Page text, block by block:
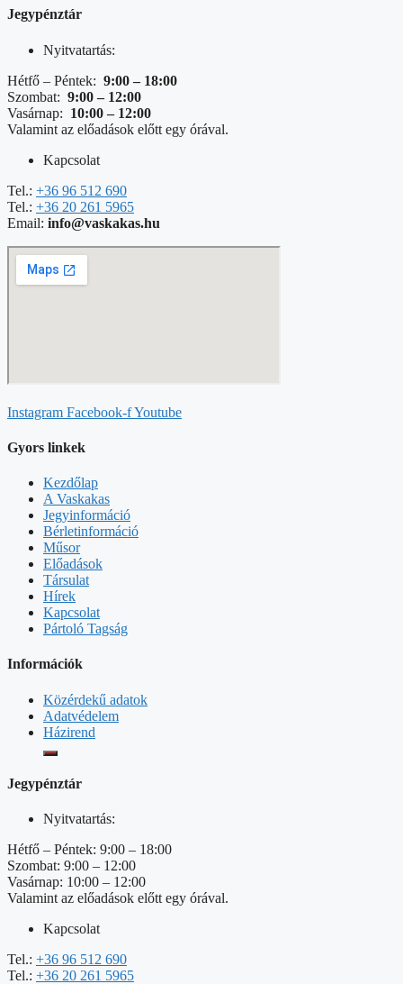
Jegypénztár
Nyitvatartás:
Hétfő – Péntek: 9:00 – 18:00
Szombat: 9:00 – 12:00
Vasárnap: 10:00 – 12:00
Valamint az előadások előtt egy órával.
Kapcsolat
Tel.: +36 96 512 690
Tel.: +36 20 261 5965
Email: info@vaskakas.hu
Instagram Facebook-fYoutube
Gyors linkek
Kezdőlap
A Vaskakas
Jegyinformáció
Bérletinformáció
Műsor
Előadások
Társulat
Hírek
Kapcsolat
Pártoló Tagság
Információk
Közérdekű adatok
Adatvédelem
Házirend
Jegypénztár
Nyitvatartás:
Hétfő – Péntek: 9:00 – 18:00
Szombat: 9:00 – 12:00
Vasárnap: 10:00 – 12:00
Valamint az előadások előtt egy órával.
Kapcsolat
Tel.: +36 96 512 690
Tel.: +36 20 261 5965